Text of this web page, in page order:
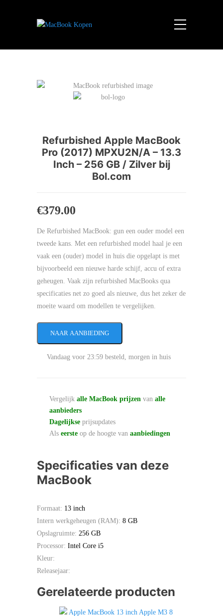
Refurbished Apple MacBook
Pro (2017) MPXU2N/A – 13.3
Inch – 256 GB / Zilver bij
Bol.com
€379.00
De Refurbished MacBook: gun een ouder model een
tweede kans. Met een refurbished model haal je een
vaak een (ouder) model in huis die opgelapt is met
bijvoorbeeld een nieuwe harde schijf, accu of extra
geheugen. Vaak zijn refurbished MacBooks qua
specificaties net zo goed als nieuwe, dus het zeker de
moeite waard om modellen te vergelijken.
NAAR AANBIEDING
Vandaag voor 23:59 besteld, morgen in huis
Vergelijk alle MacBook prijzen van alle
aanbieders
Dagelijkse prijsupdates
Als eerste op de hoogte van aanbiedingen
Specificaties van deze
MacBook
Formaat: 13 inch
Intern werkgeheugen (RAM): 8 GB
Opslagruimte: 256 GB
Processor: Intel Core i5
Kleur:
Releasejaar:
Gerelateerde producten